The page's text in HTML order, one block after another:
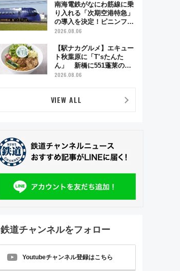
南海電鉄がなにわ筋線に乗
り入れる「次期空港特急」
の導入を決定！ピニンファ
リーナによる日本初の鉄道
2026.08.06
【駅ナカグルメ】エキュー
ト秋葉原に「T’sたんた
ん」 新橋に551蓬莱の
DNAを継ぐ「東京豚饅」、
【2026年8月】
2026.08.06
VIEW ALL
鉄道チャンネルをフォロー
Youtubeチャンネル登録はこちら